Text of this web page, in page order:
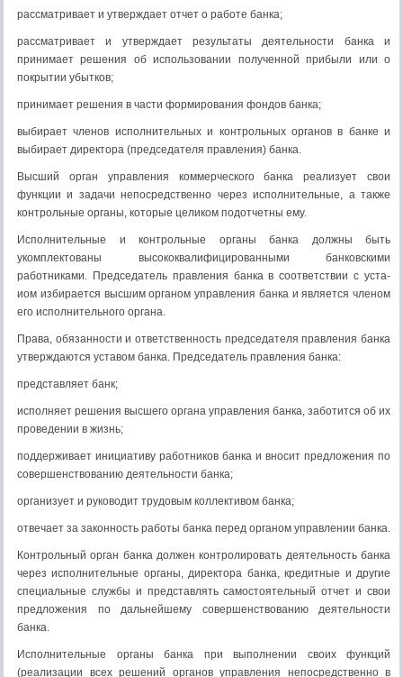
рассматривает и утверждает отчет о работе банка;
рассматривает и утверждает результаты деятельности банка и
принимает решения об использовании полученной прибыли или о
покрытии убытков;
принимает решения в части формирования фондов банка;
выбирает членов исполнительных и контрольных органов в банке и
выбирает директора (председателя правления) банка.
Высший орган управления коммерческого банка реализует свои
функции и задачи непосредственно через исполнительные, а также
контрольные органы, которые целиком подотчетны ему.
Исполнительные и контрольные органы банка должны быть
укомплектованы высококвалифицированными банковскими
работниками. Председатель правления банка в соответствии с уста-
иом избирается высшим органом управления банка и является членом
его исполнительного органа.
Права, обязанности и ответственность председателя правления банка
утверждаются уставом банка. Председатель правления банка:
представляет банк;
исполняет решения высшего органа управления банка, заботится об их
проведении в жизнь;
поддерживает инициативу работников банка и вносит предложения по
совершенствованию деятельности банка;
организует и руководит трудовым коллективом банка;
отвечает за законность работы банка перед органом управлении банка.
Контрольный орган банка должен контролировать деятельность банка
через исполнительные органы, директора банка, кредитные и другие
специальные службы и представлять самостоятельный отчет и свои
предложения по дальнейшему совершенствованию деятельности
банка.
Исполнительные органы банка при выполнении своих функций
(реализации всех решений органов управления непосредственно в